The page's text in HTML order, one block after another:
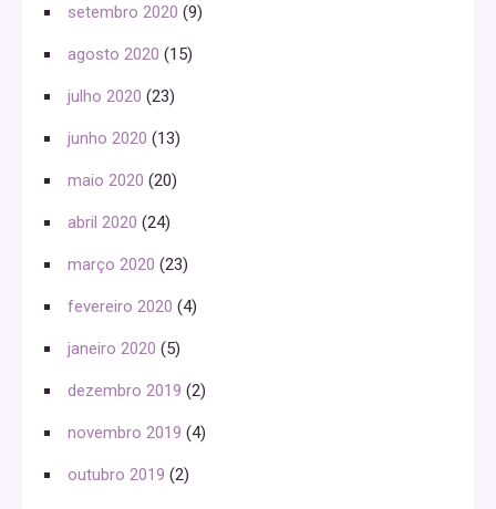
setembro 2020 (9)
agosto 2020 (15)
julho 2020 (23)
junho 2020 (13)
maio 2020 (20)
abril 2020 (24)
março 2020 (23)
fevereiro 2020 (4)
janeiro 2020 (5)
dezembro 2019 (2)
novembro 2019 (4)
outubro 2019 (2)